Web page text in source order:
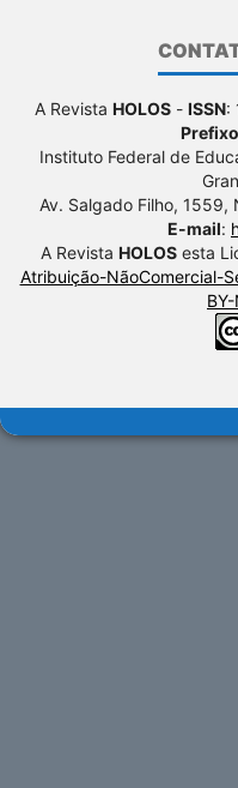
A Revista HOLOS - ISSN:
Instituto Federal de
Av. Salgado Filho, 1559,
E-mail:
A Revista HOLOSesta
Atribuição-NãoComercial-